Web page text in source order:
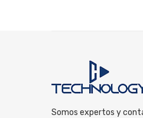
Somos expertos y